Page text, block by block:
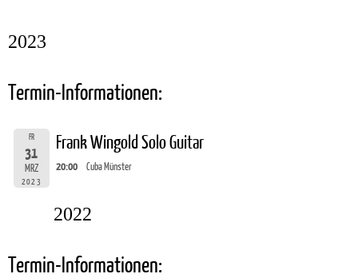
2023
Termin-Informationen:
FR
31
MRZ
2023
Frank Wingold Solo Guitar
20:00 Cuba Münster
2022
Termin-Informationen: